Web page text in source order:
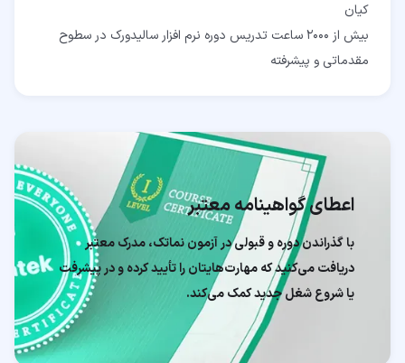
بیش از 2000 ساعت تدریس دوره نرم افزار سالیدورک در سطوح
مقدماتی و پیشرفته
اعطای گواهینامه معتبر
با گذراندن دوره و قبولی در آزمون نماتک، مدرک معتبر
دریافت می‌کنید که مهارت‌هایتان را تأیید کرده و در پیشرفت
یا شروع شغل جدید کمک می‌کند.